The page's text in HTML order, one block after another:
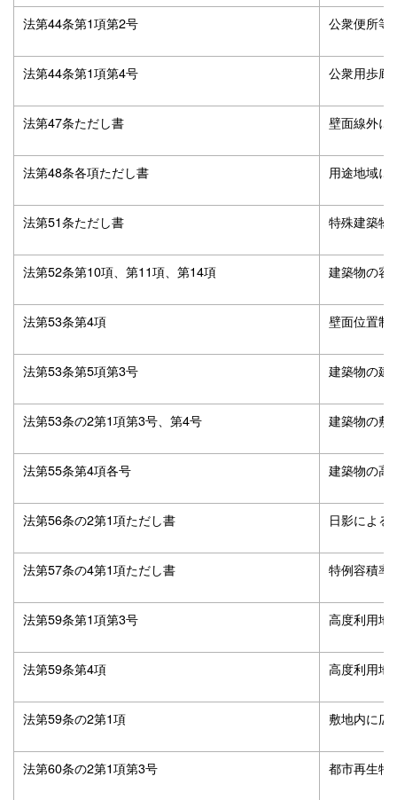
法第44条第1項第2号 公衆便所等
法第44条第1項第4号 公衆用歩廊
法第47条ただし書 壁面線外に
法第48条各項ただし書 用途地域に
法第51条ただし書 特殊建築物
法第52条第10項、第11項、第14項 建築物の容
法第53条第4項 壁面位置制
法第53条第5項第3号 建築物の建
法第53条の2第1項第3号、第4号 建築物の敷
法第55条第4項各号 建築物の高
法第56条の2第1項ただし書 日影による
法第57条の4第1項ただし書 特例容積率
法第59条第1項第3号 高度利用地
法第59条第4項 高度利用地
法第59条の2第1項 敷地内に広
法第60条の2第1項第3号 都市再生特